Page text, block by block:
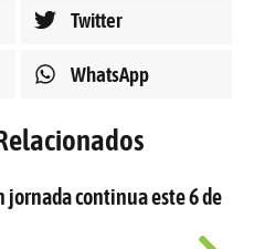
Twitter
WhatsApp
jornada continua este 6 de